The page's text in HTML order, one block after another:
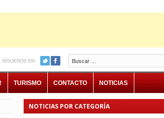
Buscar
SÍGUENOS EN:
TURISMO CONTACTO NOTICIAS
NOTICIAS POR CATEGORÍA